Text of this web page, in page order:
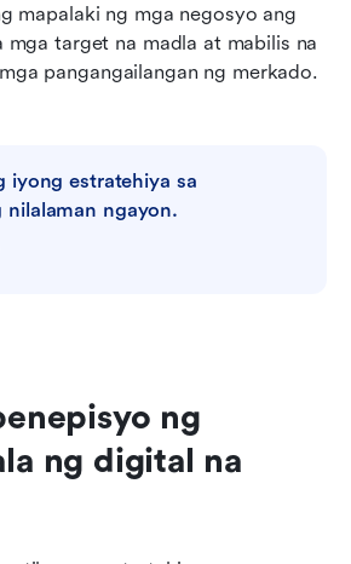
mapalaki ng mga negosyo ang
mga target na madla at mabilis na
pangangailangan ng merkado.
iyong estratehiya sa
nilalaman ngayon.
ng
ng digital na